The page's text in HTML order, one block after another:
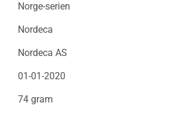
Norge-serien
Nordeca
Nordeca AS
01-01-2020
74 gram